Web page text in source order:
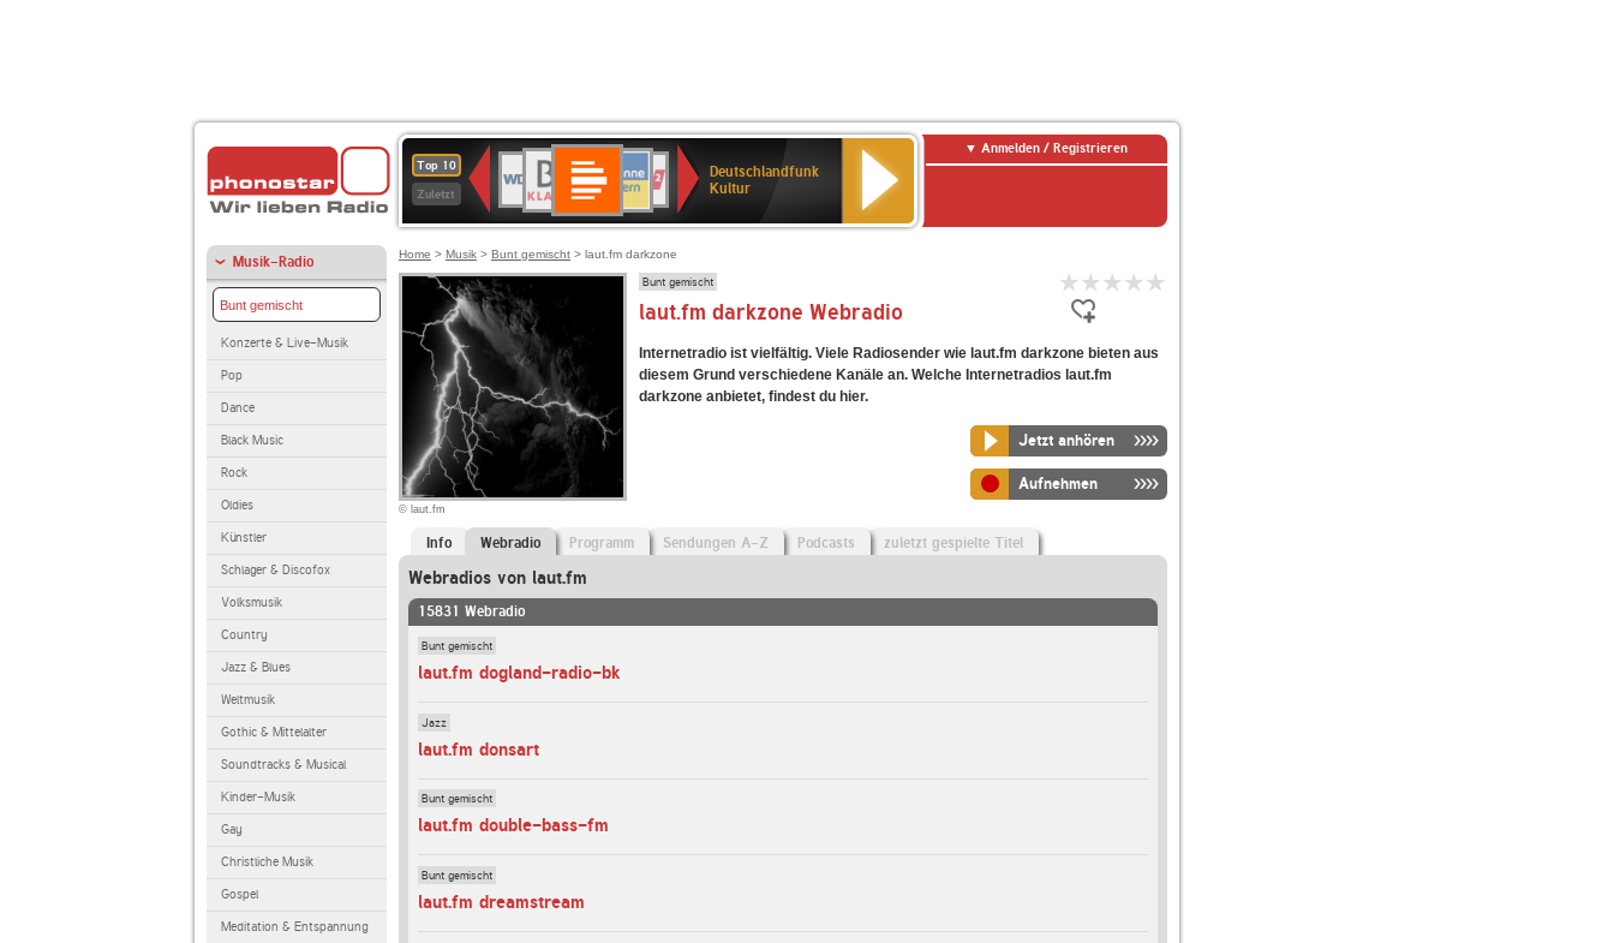
Top 10
Zuletzt
Deutschlandfunk
80er
90er
OLDIE
ANTENNE
SWR3
4
BR-
KLASSIK
Deutschlandfunk
Kultur
ANTENNE
BAYERN
SWR
Kultur
NDR
2
Deutschlandfunk
Kultur
Anmelden / Registrieren
Musik-Radio
Bunt gemischt
Konzerte & Live-Musik
Pop
Dance
Black Music
Rock
Oldies
Künstler
Schlager & Discofox
Volksmusik
Country
Jazz & Blues
Weltmusik
Gothic & Mittelalter
Soundtracks & Musical
Kinder-Musik
Gay
Christliche Musik
Gospel
Meditation & Entspannung
Home > Musik > Bunt gemischt > laut.fm darkzone
© laut.fm
Bunt gemischt
laut.fm darkzone Webradio
Internetradio ist vielfältig. Viele Radiosender wie laut.fm darkzone bieten aus
diesem Grund verschiedene Kanäle an. Welche Internetradios laut.fm
darkzone anbietet, findest du hier.
Jetzt anhören
Aufnehmen
Info Webradio Programm Sendungen A-Z Podcasts zuletzt gespielte Titel
Webradios von laut.fm
15831 Webradio
Bunt gemischt
laut.fm dogland-radio-bk
Jazz
laut.fm donsart
Bunt gemischt
laut.fm double-bass-fm
Bunt gemischt
laut.fm dreamstream